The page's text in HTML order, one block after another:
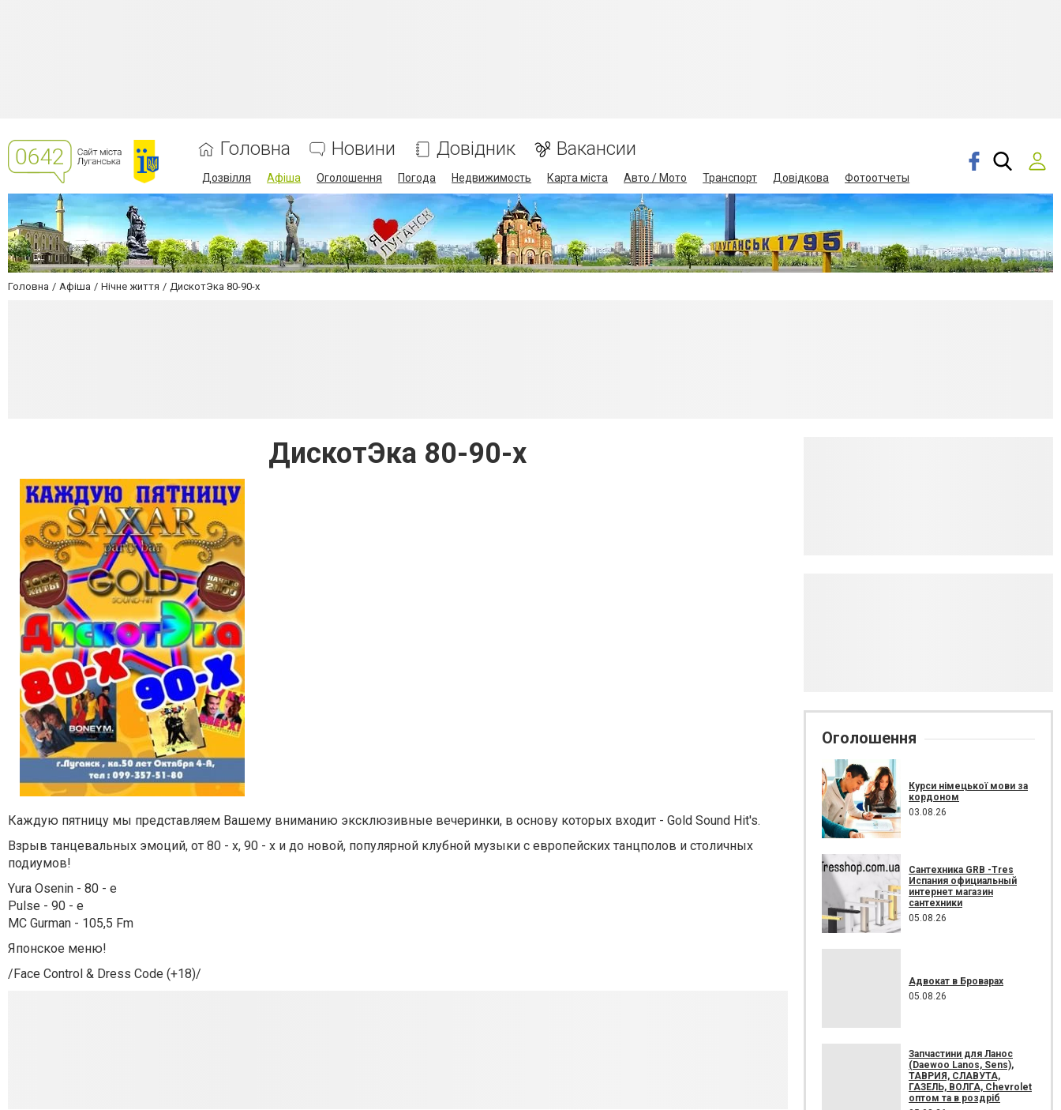
Головна Новини Довідник Вакансии
Дозвілля Афіша Оголошення Погода Недвижимость Карта міста Авто / Мото Транспорт Довідкова Фотоотчеты
Головна Афіша Нічне життя ДискотЭка 80-90-х
ДискотЭка 80-90-х
Каждую пятницу мы представляем Вашему вниманию эксклюзивные вечеринки, в основу которых входит - Gold Sound Hit's.
Взрыв танцевальных эмоций, от 80 - х, 90 - х и до новой, популярной клубной музыки с европейских танцполов и столичных
подиумов!
Yura Osenin - 80 - е
Pulse - 90 - е
MC Gurman - 105,5 Fm
Японское меню!
/Face Control & Dress Code (+18)/
Оголошення
Курси німецької мови за
кордоном
03.08.26
Сантехника GRB -Tres
Испания официальный
интернет магазин
сантехники
05.08.26
Адвокат в Броварах
05.08.26
Запчастини для Ланос
(Daewoo Lanos, Sens),
ТАВРИЯ, СЛАВУТА,
ГАЗЕЛЬ, ВОЛГА, Chevrolet
оптом та в роздріб